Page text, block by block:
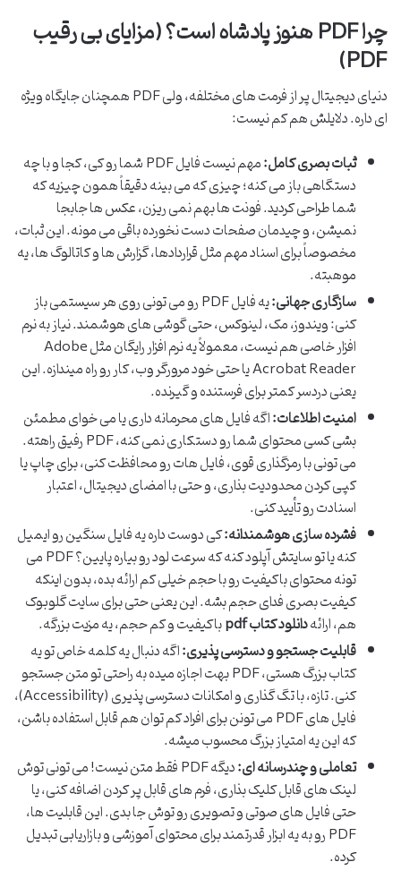
چرا PDF هنوز پادشاه است؟ (مزایای بی رقیب
PDF)
دنیای دیجیتال پر از فرمت های مختلفه، ولی PDF همچنان جایگاه ویژه
ای داره. دلایلش هم کم نیست:
ثبات بصری کامل:
مهم نیست فایل PDF شما رو کی، کجا و با چه
دستگاهی باز می کنه؛ چیزی که می بینه دقیقاً همون چیزیه که
شما طراحی کردید. فونت ها بهم نمی ریزن، عکس ها جابجا
نمیشن، و چیدمان صفحات دست نخورده باقی می مونه. این ثبات،
مخصوصاً برای اسناد مهم مثل قراردادها، گزارش ها و کاتالوگ ها، یه
موهبته.
سازگاری جهانی:
یه فایل PDF رو می تونی روی هر سیستمی باز
کنی: ویندوز، مک، لینوکس، حتی گوشی های هوشمند. نیاز به نرم
افزار خاصی هم نیست، معمولاً یه نرم افزار رایگان مثل Adobe
Acrobat Reader یا حتی خود مرورگر وب، کار رو راه میندازه. این
یعنی دردسر کمتر برای فرستنده و گیرنده.
امنیت اطلاعات:اگه فایل های محرمانه داری یا می خوای مطمئن
بشی کسی محتوای شما رو دستکاری نمی کنه، PDF رفیق راهته.
می تونی با رمزگذاری قوی، فایل هات رو محافظت کنی، برای چاپ یا
کپی کردن محدودیت بذاری، و حتی با امضای دیجیتال، اعتبار
اسنادت رو تأیید کنی.
فشرده سازی هوشمندانه:کی دوست داره یه فایل سنگین رو ایمیل
کنه یا تو سایتش آپلود کنه که سرعت لود رو بیاره پایین؟ PDF می
تونه محتوای باکیفیت رو با حجم خیلی کم ارائه بده، بدون اینکه
کیفیت بصری فدای حجم بشه. این یعنی حتی برای سایت گلوبوک
هم، ارائهدانلود کتاب pdf
باکیفیت و کم حجم، یه مزیت بزرگه.
قابلیت جستجو و دسترسی پذیری:اگه دنبال یه کلمه خاص تو یه
کتاب بزرگ هستی، PDF بهت اجازه میده به راحتی تو متن جستجو
کنی. تازه، با تگ گذاری و امکانات دسترسی پذیری (Accessibility)،
فایل های PDF می تونن برای افراد کم توان هم قابل استفاده باشن،
که این یه امتیاز بزرگ محسوب میشه.
تعاملی و چندرسانه ای:
دیگه PDF فقط متن نیست! می تونی توش
لینک های قابل کلیک بذاری، فرم های قابل پر کردن اضافه کنی، یا
حتی فایل های صوتی و تصویری رو توش جا بدی. این قابلیت ها،
PDF رو به یه ابزار قدرتمند برای محتوای آموزشی و بازاریابی تبدیل
کرده.